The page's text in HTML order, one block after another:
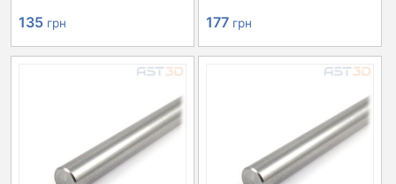
135 грн 177 грн